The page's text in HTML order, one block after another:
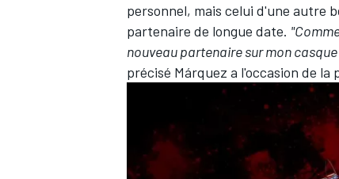
personnel, mais celui d'une autre
partenaire de longue date.
nouveau partenaire sur mon
précisé Márquez a l'occasion de la